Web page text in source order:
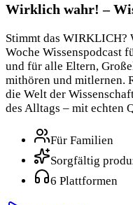
Wirklich wahr! –
Stimmt das
Woche Wissenspodcast
und für alle Eltern,
mithören und mitlernen.
die Welt der
des Alltags – mit echten
Für Familien
Sorgfältig
6 Plattformen